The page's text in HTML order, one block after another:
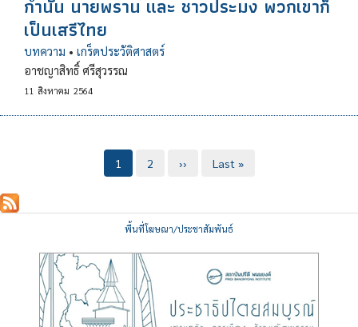
กำนัน นายพราน และ ชาวประมง พวกเขาก็
เป็นเสรีไทย
บทความ • เกร็ดประวัติศาสตร์
อาชญาสิทธิ์ ศรีสุวรรณ
11 สิงหาคม 2564
Current
1 Page
2
Next
››
Last
Last »
พื้นที่โฆษณา/ประชาสัมพันธ์